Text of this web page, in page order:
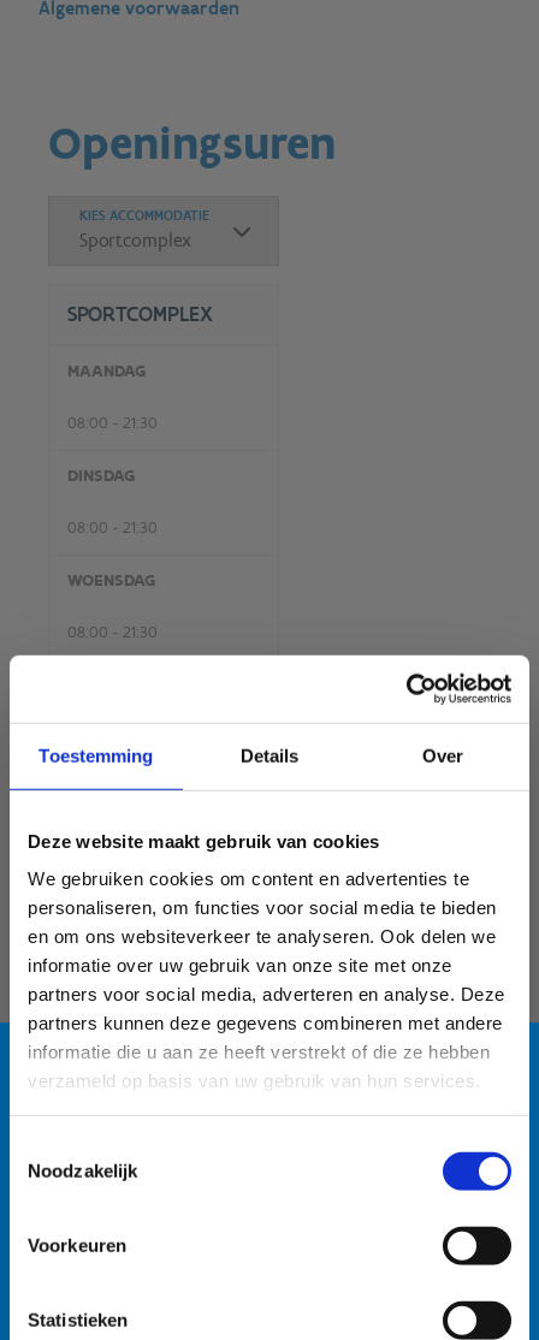
Toestemming Details Over
Deze website maakt gebruik van cookies
We gebruiken cookies om content en advertenties te
personaliseren, om functies voor social media te bieden
en om ons websiteverkeer te analyseren. Ook delen we
informatie over uw gebruik van onze site met onze
partners voor social media, adverteren en analyse. Deze
partners kunnen deze gegevens combineren met andere
informatie die u aan ze heeft verstrekt of die ze hebben
verzameld op basis van uw gebruik van hun services.
Noodzakelijk
Voorkeuren
Statistieken
watersportbaan
🚫 Helaas is er blauwalg vastgesteld in onze
watersportbaan. Dit betekent dat er vanaf nu een
recreatieverbod geldt. 🛶 Roeien, kajakken en zeilen
wordt afgeraden, maar kunnen mits volgende
Algemene voorwaarden
Openingsuren
KIES ACCOMMODATIE
SPORTCOMPLEX
MAANDAG
08:00 - 21:30
DINSDAG
08:00 - 21:30
WOENSDAG
08:00 - 21:30
VRIJDAG
08:00 - 21:30
ZATERDAG
08:00 - 18:00
ZONDAG
08:00 - 18:00
Kerstdag